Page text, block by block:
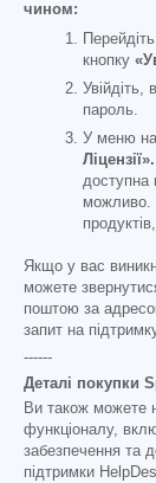
чином:
кнопку
Увійдіть,
пароль.
У меню
Ліцензії».
доступна
можливо.
Якщо у вас
можете
поштою за
запит на
------
Деталі покупки
Ви також можете
функціоналу,
забезпечення та
підтримки